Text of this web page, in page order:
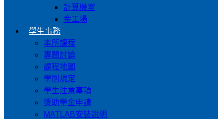
計算機室
金工場
學生事務
本所課程
專題討論
課程地圖
學則規定
學生注意事項
獎助學金申請
MATLAB安裝說明